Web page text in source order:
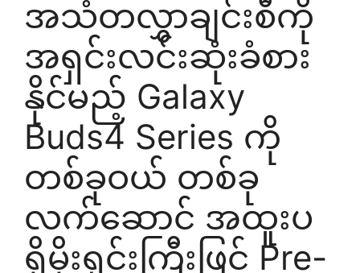
အသံတလွှာချင်းစီကို
အရှင်းလင်းဆုံးခံစား
နိုင်မည့် Galaxy
Buds4 Series ကို
တစ်ခုဝယ် တစ်ခု
လက်ဆောင် အထူးပ
ရိုမိုးရှင်းကြီးဖြင့် Pre-